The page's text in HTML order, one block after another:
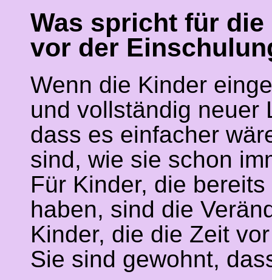
Was spricht für
vor der
Wenn die Kinder
und vollständig neuer
dass es einfacher
sind, wie sie schon
Für Kinder, die
haben, sind die
Kinder, die die Zeit
Sie sind gewohnt,